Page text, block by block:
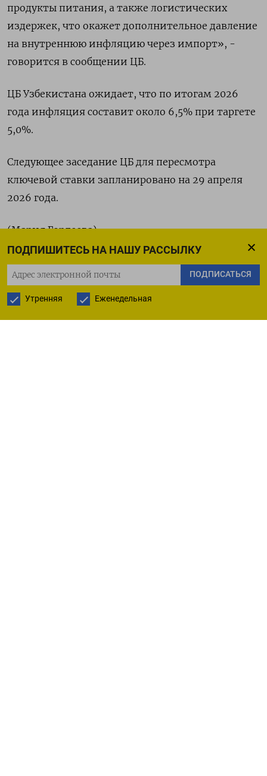
ПОДПИШИТЕСЬ НА НАШУ РАССЫЛКУ
ПОДПИСАТЬСЯ
Утренняя Еженедельная
продукты ​питания, а также ‌логистических
издержек, что окажет дополнительное давление
на ​внутреннюю ​инфляцию ‌через импорт», -
говорится в ​сообщении ЦБ.
ЦБ Узбекистана ожидает, что по итогам 2026
года инфляция составит около 6,5% ​при ⁠таргете
5,0%.
Следующее заседание ЦБ ‌для пересмотра
‌ключевой ставки запланировано на 29 ​апреля
2026 ‌года.
(Мария Гордеева)
ПОДПИСАТЬСЯ НА ТЕЛЕГРАМ